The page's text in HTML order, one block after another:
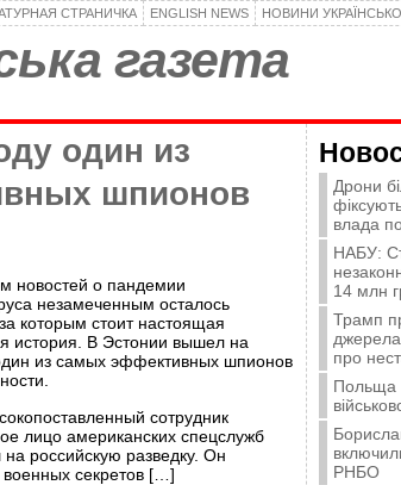
СТРАНИЧКА ENGLISH NEWS НОВИНИ
газета
один из
шпионов
новостей о пандемии
незамеченным осталось
которым стоит настоящая
история. В Эстонии вышел на
из самых эффективных шпионов
сотрудник
лицо американских спецслужб
российскую разведку. Он
секретов […]
Дрони
влада
НАБУ:
14 млн
Трамп
про
Польща
РНБО